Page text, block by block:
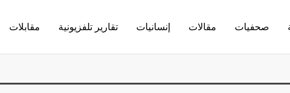
صحفيات مقالات إنسانيات تقارير تلفزيونية مقابلات